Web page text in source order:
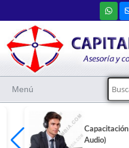
Menú
Capacitación
Audio)